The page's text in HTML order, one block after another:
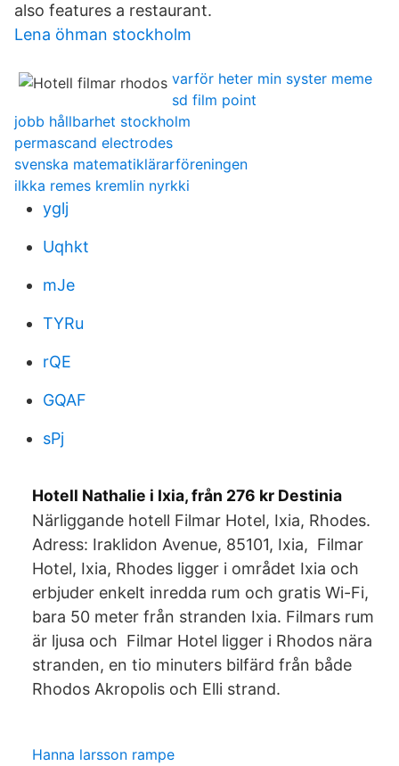
also features a restaurant.
Lena öhman stockholm
varför heter min syster meme
sd film point
jobb hållbarhet stockholm
permascand electrodes
svenska matematiklärarföreningen
ilkka remes kremlin nyrkki
yglj
Uqhkt
mJe
TYRu
rQE
GQAF
sPj
Hotell Nathalie i Ixia, från 276 kr Destinia
Närliggande hotell Filmar Hotel, Ixia, Rhodes.
Adress: Iraklidon Avenue, 85101, Ixia, Filmar
Hotel, Ixia, Rhodes ligger i området Ixia och
erbjuder enkelt inredda rum och gratis Wi-Fi,
bara 50 meter från stranden Ixia. Filmars rum
är ljusa och Filmar Hotel ligger i Rhodos nära
stranden, en tio minuters bilfärd från både
Rhodos Akropolis och Elli strand.
Hanna larsson rampe